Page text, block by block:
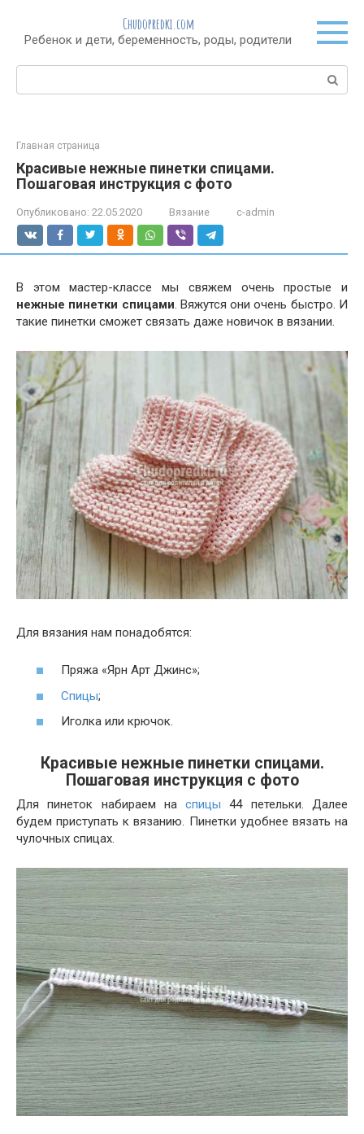
контенту
Chudopredki.com
Ребенок и дети, беременность, роды, родители
Поиск:
Главная страница
Красивые нежные пинетки спицами.
Пошаговая инструкция с фото
Опубликовано: 22.05.2020 Вязание c-admin
В этом мастер-классе мы свяжем очень простые и
нежные пинетки спицами. Вяжутся они очень быстро. И
такие пинетки сможет связать даже новичок в вязании.
Для вязания нам понадобятся:
Пряжа «Ярн Арт Джинс»;
Спицы;
Иголка или крючок.
Красивые нежные пинетки спицами.
Пошаговая инструкция с фото
Для пинеток набираем наспицы 44 петельки. Далее
будем приступать к вязанию. Пинетки удобнее вязать на
чулочных спицах.